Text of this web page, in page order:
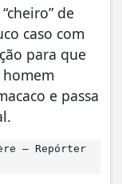
de
caso com
para que
e passa
– Repórter